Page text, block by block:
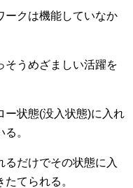
ークは機能していなか
そうめざましい活躍を
ー状態(没入状態)に入れ
。
るだけでその状態に入
てられる。